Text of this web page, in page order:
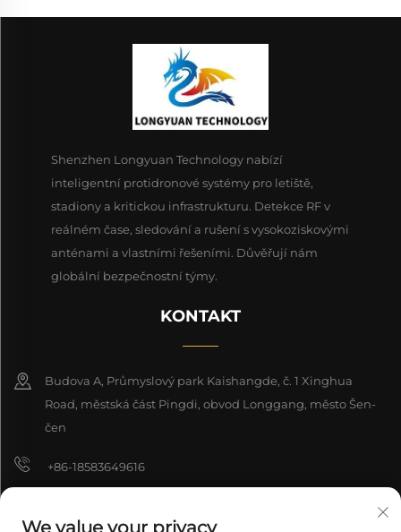
Shenzhen Longyuan Technology nabízí
inteligentní protidronové systémy pro letiště,
stadiony a kritickou infrastrukturu. Detekce RF v
reálném čase, sledování a rušení s vysokoziskovými
anténami a vlastními řešeními. Důvěřují nám
globální bezpečnostní týmy.
KONTAKT
Budova A, Průmyslový park Kaishangde, č. 1 Xinghua
Road, městská část Pingdi, obvod Longgang, město Šen-
čen
+86-18583649616
We value your privacy